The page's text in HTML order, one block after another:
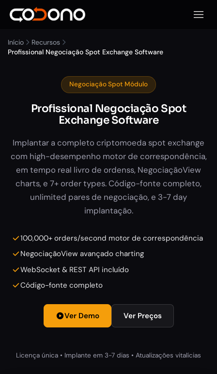
Abrir
Início
Recursos
Profissional Negociação Spot Exchange Software
Negociação Spot Módulo
Profissional Negociação Spot
Exchange Software
Implantar a completo criptomoeda spot exchange
com high-desempenho motor de correspondência,
em tempo real livro de ordenss, NegociaçãoView
charts, e 7+ order types. Código-fonte completo,
unlimited pares de negociação, e 3-7 day
implantação.
100,000+ orders/second motor de correspondência
NegociaçãoView avançado charting
WebSocket & REST API incluído
Código-fonte completo
Ver Demo Ver Preços
Licença única • Implante em 3-7 dias • Atualizações vitalícias